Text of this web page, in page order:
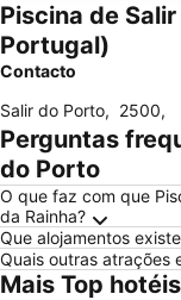
Piscina de
Portugal)
Contacto
Salir do Porto, 2500,
Perguntas
do Porto
O que faz com que
da Rainha?
Que alojamentos
Quais outras atrações
Mais Top hotéis